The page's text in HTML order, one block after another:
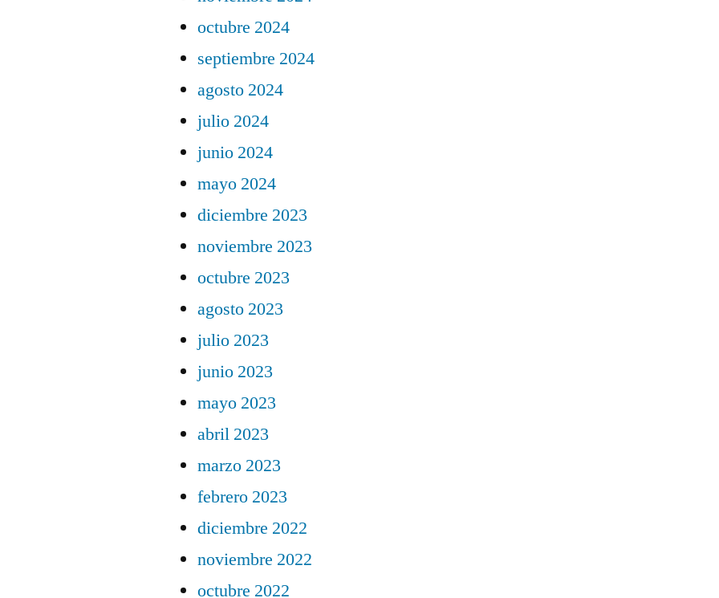
octubre 2024
septiembre 2024
agosto 2024
julio 2024
junio 2024
mayo 2024
diciembre 2023
noviembre 2023
octubre 2023
agosto 2023
julio 2023
junio 2023
mayo 2023
abril 2023
marzo 2023
febrero 2023
diciembre 2022
noviembre 2022
octubre 2022